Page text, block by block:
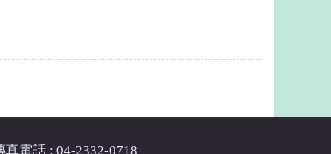
電話 : 04-2332-0718